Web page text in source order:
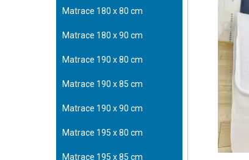
Matrace 180 x 80 cm
Matrace 180 x 90 cm
Matrace 190 x 80 cm
Matrace 190 x 85 cm
Matrace 190 x 90 cm
Matrace 195 x 80 cm
Matrace 195 x 85 cm